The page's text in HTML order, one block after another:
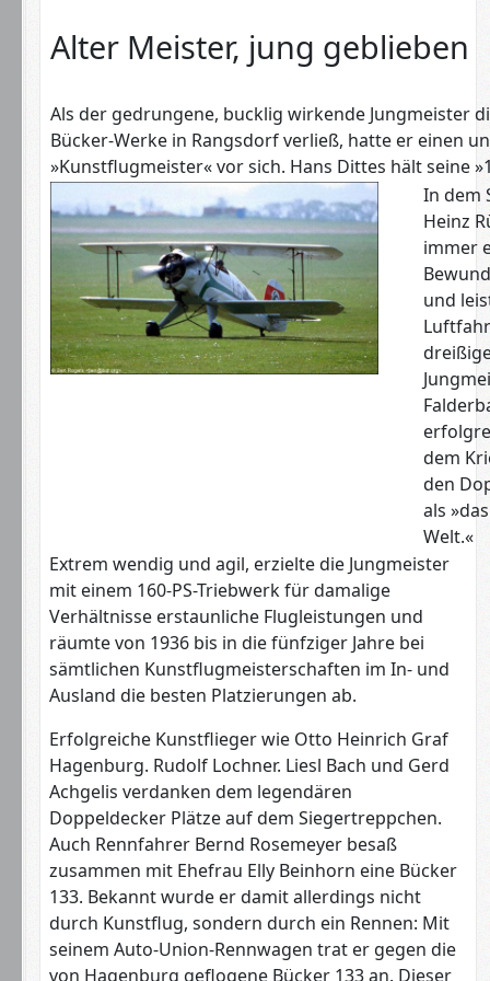
Alter Meister, jung geblieben
Als der gedrungene, bucklig wirkende Jungmeister
Bücker-Werke in Rangsdorf verließ, hatte er einen
»Kunstflugmeister« vor sich. Hans Dittes hält seine
In dem
Heinz
immer
und
dem
den
als
Welt.«
Extrem wendig und agil, erzielte die Jungmeister
mit einem 160-PS-Triebwerk für damalige
Verhältnisse erstaunliche Flugleistungen und
räumte von 1936 bis in die fünfziger Jahre bei
sämtlichen Kunstflugmeisterschaften im In- und
Ausland die besten Platzierungen ab.
Erfolgreiche Kunstflieger wie Otto Heinrich Graf
Hagenburg. Rudolf Lochner. Liesl Bach und Gerd
Achgelis verdanken dem legendären
Doppeldecker Plätze auf dem Siegertreppchen.
Auch Rennfahrer Bernd Rosemeyer besaß
zusammen mit Ehefrau Elly Beinhorn eine Bücker
133. Bekannt wurde er damit allerdings nicht
durch Kunstflug, sondern durch ein Rennen: Mit
seinem Auto-Union-Rennwagen trat er gegen die
von Hagenburg geflogene Bücker 133 an. Dieser